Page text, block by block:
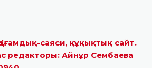
саяси, құқықтық сайт.
редакторы: Айнұр Сембаева